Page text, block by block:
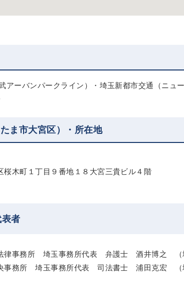
アーバンパークライン）・埼玉新都市交通（ニュ
ま市大宮区）・所在地
桜木町１丁目９番地１８大宮三貴ビル４階
者
律事務所 埼玉事務所代表 弁護士 酒井博之 （
事務所 埼玉事務所代表 司法書士 浦田克宏 （